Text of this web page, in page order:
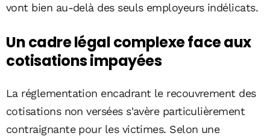
vont bien au-delà des seuls employeurs indélicats.
Un cadre légal complexe face aux
cotisations impayées
La réglementation encadrant le recouvrement des
cotisations non versées s'avère particulièrement
contraignante pour les victimes. Selon une